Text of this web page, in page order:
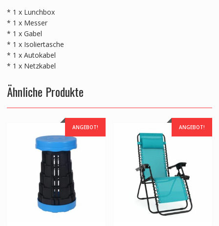
* 1 x Lunchbox
* 1 x Messer
* 1 x Gabel
* 1 x Isoliertasche
* 1 x Autokabel
* 1 x Netzkabel
Ähnliche Produkte
ANGEBOT! ANGEBOT!